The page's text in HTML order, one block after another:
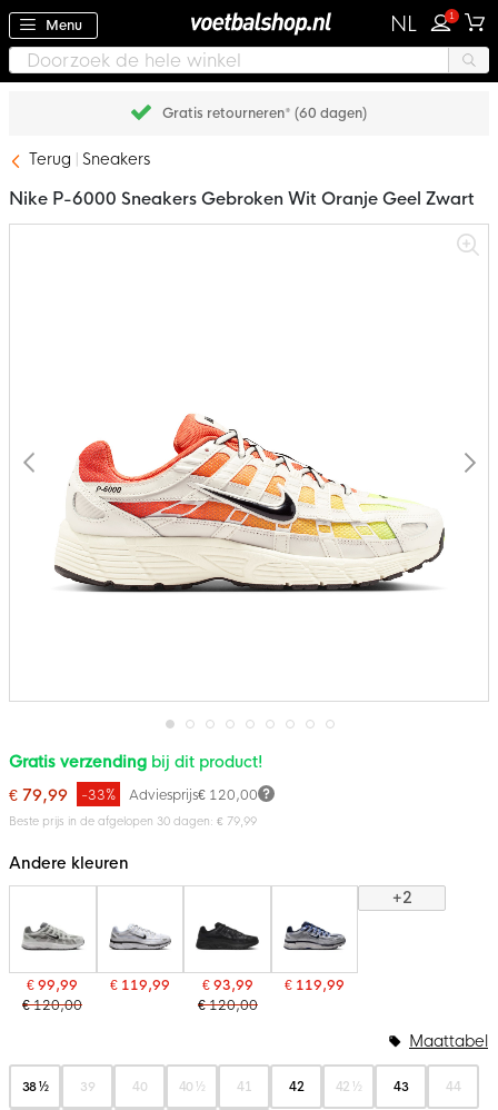
Menu NL 1
Gratis retourneren* (60 dagen)
Terug Sneakers
Ga
naar
begin
van
gallerij
Nike P-6000 Sneakers Gebroken Wit Oranje Geel Zwart
Gratis verzending bij dit product!
€ 79,99
Adviesprijs€ 120,00
-33%
Beste prijs in de afgelopen 30 dagen: € 79,99
Andere kleuren
€ 99,99
€ 120,00
€ 119,99
€ 93,99
€ 120,00
€ 119,99
+2
38 ½ 39 40 40 ½ 41 42 42 ½ 43 44
Maattabel